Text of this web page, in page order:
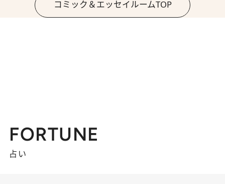
コミック＆エッセイルームTOP
FORTUNE
占い